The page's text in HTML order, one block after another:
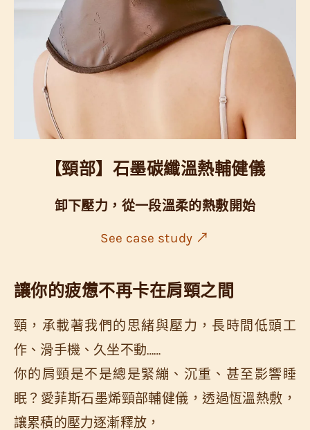
【頸部】石墨碳纖溫熱輔健儀
卸下壓力，從一段溫柔的熱敷開始
See case study ↗
讓你的疲憊不再卡在肩頸之間
頸，承載著我們的思緒與壓力，長時間低頭工
作、滑手機、久坐不動……
你的肩頸是不是總是緊繃、沉重、甚至影響睡
眠？愛菲斯石墨烯頸部輔健儀，透過恆溫熱敷，
讓累積的壓力逐漸釋放，